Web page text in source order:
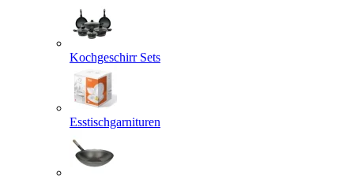
Kochgeschirr Sets
Esstischgarnituren